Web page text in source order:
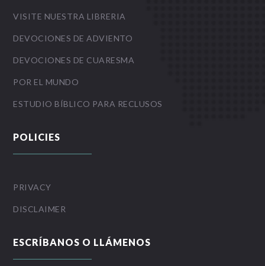
VISITE NUESTRA LIBRERIA
DEVOCIONES DE ADVIENTO
DEVOCIONES DE CUARESMA
POR EL MUNDO
ESTUDIO BÍBLICO PARA RECLUSOS
POLICIES
PRIVACY
DISCLAIMER
ESCRÍBANOS O LLÁMENOS